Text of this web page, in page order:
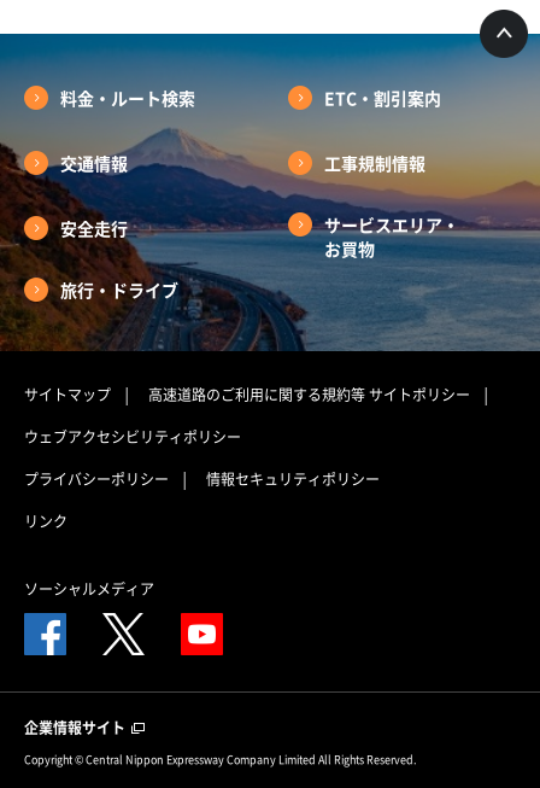
料金・ルート検索 ETC・割引案内
交通情報 工事規制情報
安全走行
サービスエリア・
お買物
旅行・ドライブ
サイトマップ 高速道路のご利用に関する規約等サイトポリシー
ウェブアクセシビリティポリシー
プライバシーポリシー
情報セキュリティポリシー
リンク
ソーシャルメディア
企業情報サイト
Copyright © Central Nippon Expressway Company Limited All Rights Reserved.